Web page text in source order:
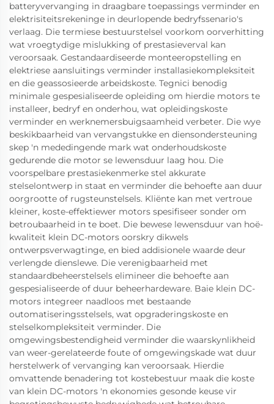
batteryvervanging in draagbare toepassings verminder en
elektrisiteitsrekeninge in deurlopende bedryfssenario's
verlaag. Die termiese bestuurstelsel voorkom oorverhitting
wat vroegtydige mislukking of prestasieverval kan
veroorsaak. Gestandaardiseerde monteeropstelling en
elektriese aansluitings verminder installasiekompleksiteit
en die geassosieerde arbeidskoste. Tegnici benodig
minimale gespesialiseerde opleiding om hierdie motors te
installeer, bedryf en onderhou, wat opleidingskoste
verminder en werknemersbuigsaamheid verbeter. Die wye
beskikbaarheid van vervangstukke en diensondersteuning
skep 'n mededingende mark wat onderhoudskoste
gedurende die motor se lewensduur laag hou. Die
voorspelbare prestasiekenmerke stel akkurate
stelselontwerp in staat en verminder die behoefte aan duur
oorgrootte of rugsteunstelsels. Kliënte kan met vertroue
kleiner, koste-effektiewer motors spesifiseer sonder om
betroubaarheid in te boet. Die bewese lewensduur van hoë-
kwaliteit klein DC-motors oorskry dikwels
ontwerpsverwagtinge, en bied addisionele waarde deur
verlengde dienslewe. Die verenigbaarheid met
standaardbeheerstelsels elimineer die behoefte aan
gespesialiseerde of duur beheerhardeware. Baie klein DC-
motors integreer naadloos met bestaande
outomatiseringsstelsels, wat opgraderingskoste en
stelselkompleksiteit verminder. Die
omgewingsbestendigheid verminder die waarskynlikheid
van weer-gerelateerde foute of omgewingskade wat duur
herstelwerk of vervanging kan veroorsaak. Hierdie
omvattende benadering tot kostebestuur maak die koste
van klein DC-motors 'n ekonomies gesonde keuse vir